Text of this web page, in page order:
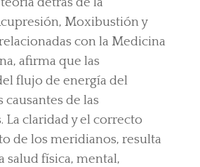
Moxibustión y
con la Medicina
afirma que las
flujo de energía del
causantes de las
La claridad y el correcto
de los meridianos, resulta
salud física, mental,